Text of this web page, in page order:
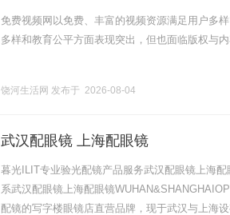
免费视频网以免费、丰富的视频资源满足用户多
多样和教育公平方面表现突出，但也面临版权与
饶河生活网 发布于 2026-08-04
武汉配眼镜 上海配眼镜
暮光ILIT专业验光配镜产品服务武汉配眼镜上海
系武汉配眼镜上海配眼镜
配镜的写字楼眼镜店直营品牌，现于武汉与上海